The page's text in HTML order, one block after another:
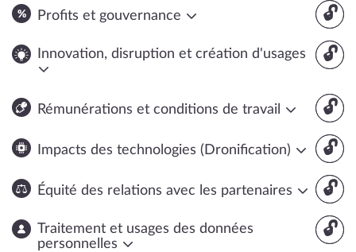
🔓
Profits et gouvernance
🔓
Innovation, disruption et création d'usages
🔓
Rémunérations et conditions de travail
🔓
Impacts des technologies (Dronification)
🔓
Équité des relations avec les partenaires
🔓
Traitement et usages des données
personnelles